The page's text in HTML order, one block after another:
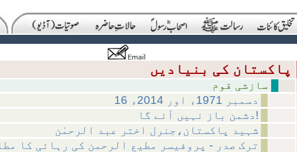
16 دسمبر 1971ء اور 2014ء
دشمن باز نہیں آئے گا!
شہید پاکستان،جنرل اختر عبد الرحمٰن
ترک صدر - پروفیسر مطیع الرحمن کی رہائی کا